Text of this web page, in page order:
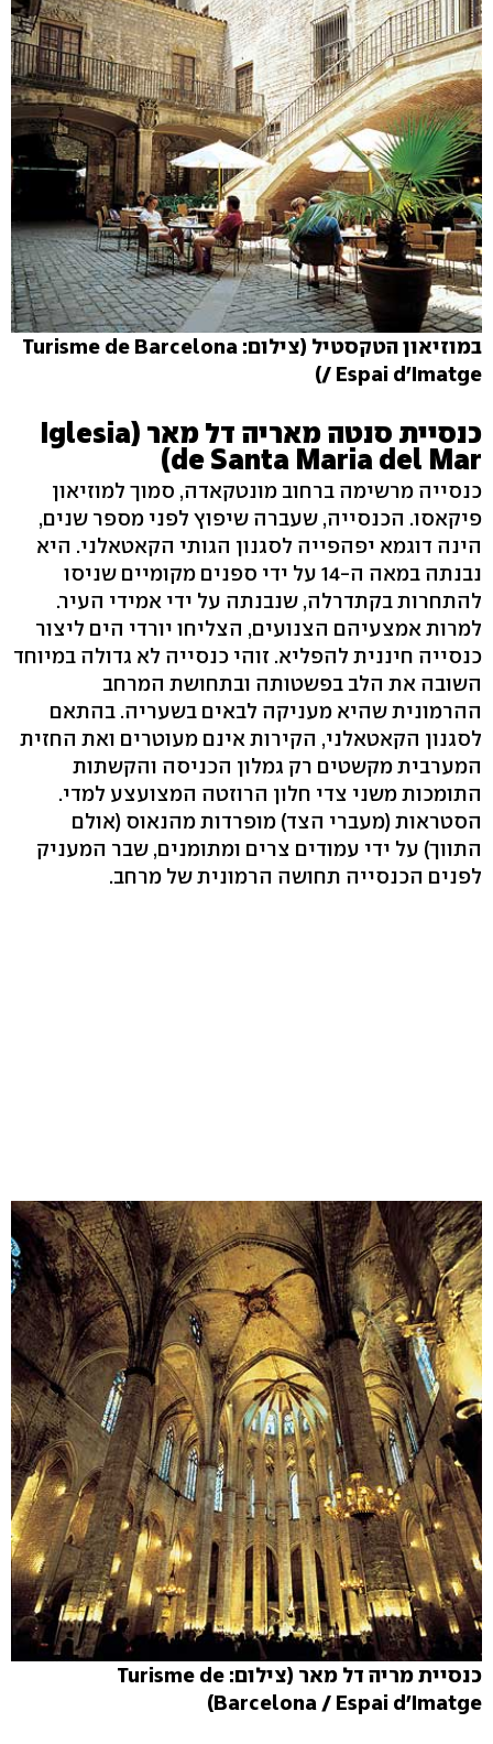
במוזיאון הטקסטיל (צילום: Turisme de Barcelona
/ Espai d'Imatge)
כנסיית סנטה מאריה דל מאר (Iglesia
de Santa Maria del Mar)
כנסייה מרשימה ברחוב מונטקאדה, סמוך למוזיאון
פיקאסו. הכנסייה, שעברה שיפוץ לפני מספר שנים,
הינה דוגמא יפהפייה לסגנון הגותי הקאטאלני. היא
נבנתה במאה ה-14 על ידי ספנים מקומיים שניסו
להתחרות בקתדרלה, שנבנתה על ידי אמידי העיר.
למרות אמצעיהם הצנועים, הצליחו יורדי הים ליצור
כנסייה חיננית להפליא. זוהי כנסייה לא גדולה במיוחד
השובה את הלב בפשטותה ובתחושת המרחב
ההרמונית שהיא מעניקה לבאים בשעריה. בהתאם
לסגנון הקאטאלני, הקירות אינם מעוטרים ואת החזית
המערבית מקשטים רק גמלון הכניסה והקשתות
התומכות משני צדי חלון הרוזטה המצועצע למדי.
הסטראות (מעברי הצד) מופרדות מהנאוס (אולם
התווך) על ידי עמודים צרים ומתומנים, שבר המעניק
לפנים הכנסייה תחושה הרמונית של מרחב.
כנסיית מריה דל מאר (צילום: Turisme de
Barcelona / Espai d'Imatge)